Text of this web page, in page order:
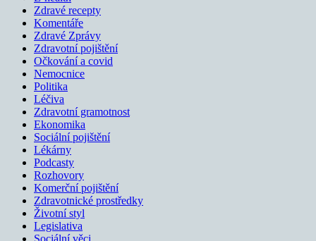
Zdravé recepty
Komentáře
Zdravé Zprávy
Zdravotní pojištění
Očkování a covid
Nemocnice
Politika
Léčiva
Zdravotní gramotnost
Ekonomika
Sociální pojištění
Lékárny
Podcasty
Rozhovory
Komerční pojištění
Zdravotnické prostředky
Životní styl
Legislativa
Sociální věci